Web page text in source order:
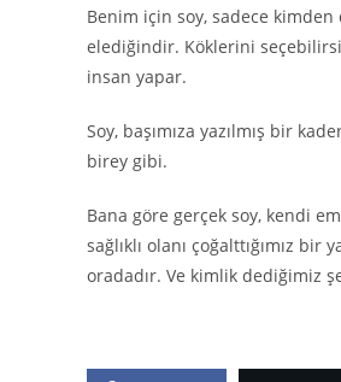
Benim için soy, sadece
elediğindir. Köklerini
insan yapar.
Soy, başımıza yazılmış bir
birey gibi.
Bana göre gerçek soy, kendi
sağlıklı olanı çoğalttığımız
oradadır. Ve kimlik dediğimiz